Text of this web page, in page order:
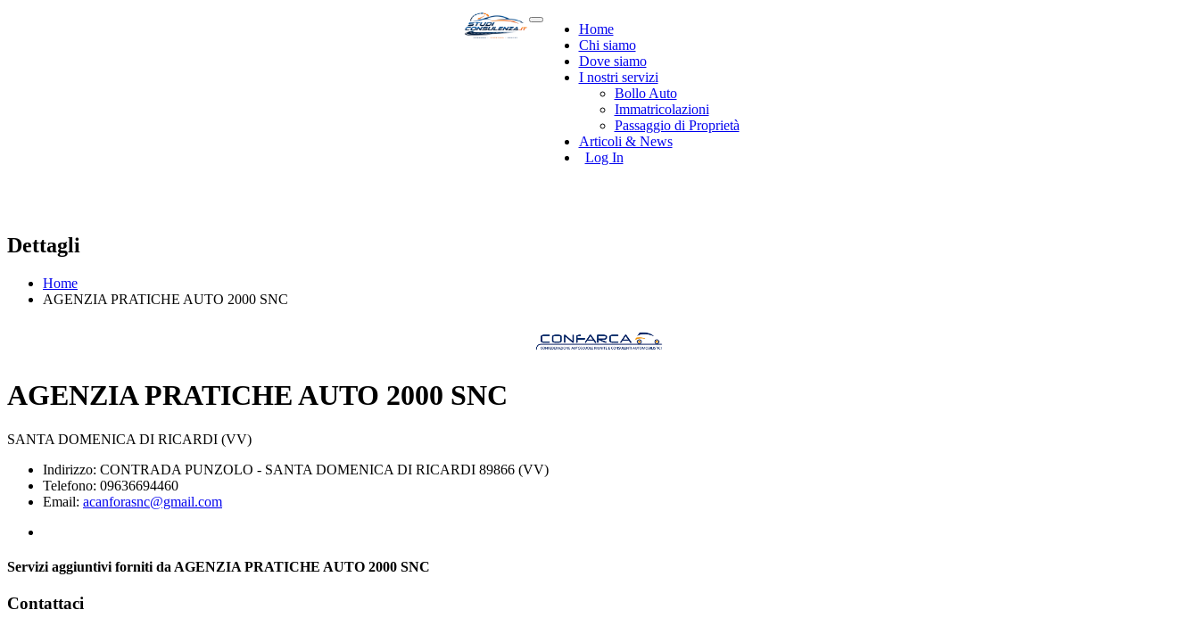
Home
Chi siamo
Dove siamo
I nostri servizi
Bollo Auto
Immatricolazioni
Passaggio di Proprietà
Articoli & News
Log In
Dettagli
Home
AGENZIA PRATICHE AUTO 2000 SNC
AGENZIA PRATICHE AUTO 2000 SNC
SANTA DOMENICA DI RICARDI (VV)
Indirizzo: CONTRADA PUNZOLO - SANTA DOMENICA DI RICARDI 89866 (VV)
Telefono: 09636694460
Email: acanforasnc@gmail.com
Servizi aggiuntivi forniti da AGENZIA PRATICHE AUTO 2000 SNC
Contattaci